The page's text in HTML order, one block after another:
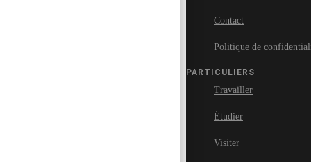
Contact
Politique de
PARTICULIERS
Travailler
Étudier
Visiter